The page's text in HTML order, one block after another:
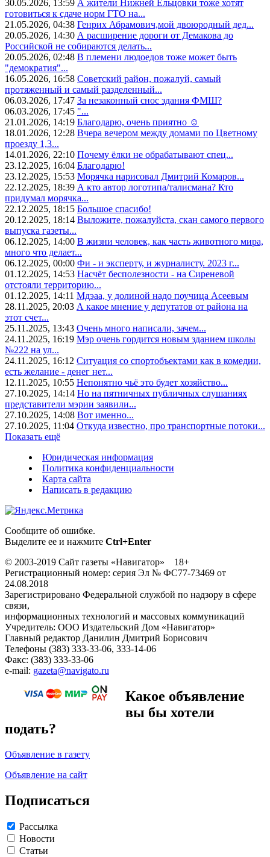
30.05.2026, 13:59 А жители Нижней Ельцовки тоже хотят
готовиться к сдаче норм ГТО на...
21.05.2026, 04:38 Генрих Абрамович,мой двоюродный дед...
20.05.2026, 14:30 А расширение дороги от Демакова до
Российской не собираются делать...
20.05.2026, 02:48 В племени людоедов тоже может быть
"демократия"...
16.05.2026, 16:58 Советский район, пожалуй, самый
протяженный и самый разделенный...
06.03.2026, 17:47 За незаконный снос здания ФМШ?
06.03.2026, 17:45 "...
21.01.2026, 14:19 Благодарю, очень приятно ☺️
18.01.2026, 12:28 Вчера вечером между домами по Цветному
проезду 1,3...
14.01.2026, 22:10 Почему ёлки не обрабатывают спец...
23.12.2025, 16:04 Благодарю!
23.12.2025, 15:53 Морячка нарисовал Дмитрий Комаров...
22.12.2025, 18:39 А кто автор логотипа/талисмана? Кто
придумал морячка...
22.12.2025, 18:15 Большое спасибо!
20.12.2025, 18:14 Выложите, пожалуйста, скан самого первого
выпуска газеты...
06.12.2025, 14:00 В жизни человек, как часть животного мира,
много что делает...
06.12.2025, 00:00 Фи - и эксперту, и журналисту. 2023 г...
01.12.2025, 14:53 Насчёт бесполезности - на Сиреневой
отстояли территорию...
01.12.2025, 14:11 Мдэаа, у долиной надо поучица Асеевым
28.11.2025, 20:03 А какое мнение у депутатов от района на
этот счет...
25.11.2025, 13:43 Очень много написали, зачем...
24.11.2025, 16:19 Мэр очень гордится новым зданием школы
№222 на ул...
24.11.2025, 16:12 Ситуация со спортобъектами как в комедии,
есть желание - денег нет...
12.11.2025, 10:55 Непонятно чьё это будет хозяйство...
27.10.2025, 14:14 Но на пятничных публичных слушаниях
представители мэрии заявили...
27.10.2025, 14:08 Вот именно...
27.10.2025, 11:04 Откуда известно, про транспортные потоки...
Показать ещё
Юридическая информация
Политика конфиденциальности
Карта сайта
Написать в редакцию
Сообщите об ошибке.
Выделите ее и нажмите Ctrl+Enter
© 2003-2019 Сайт газеты «Навигатор» 18+
Регистрационный номер: серия Эл № ФС77-73469 от
24.08.2018
Зарегистрировано Федеральной службой по надзору в сфере
связи,
информационных технологий и массовых коммуникаций
Учредитель: ООО Издательский Дом «Навигатор»
Главный редактор Данилин Дмитрий Борисович
Телефоны (383) 333-33-06, 333-14-06
Факс: (383) 333-33-06
e-mail: gazeta@navigato.ru
Какое объявление
вы бы хотели
подать?
Объявление в газету
Объявление на сайт
Подписаться
Рассылка
Новости
Статьи